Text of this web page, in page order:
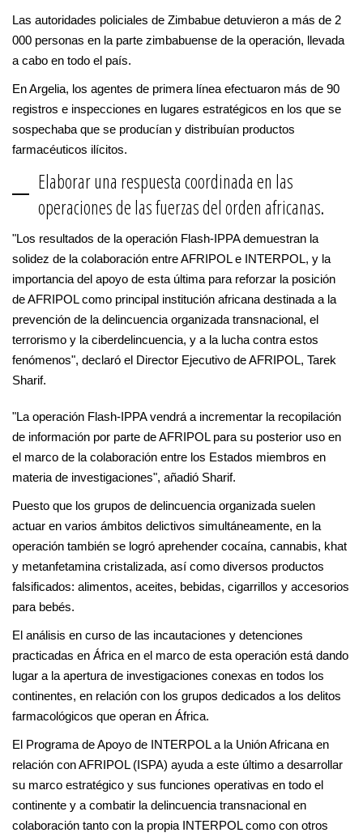
Las autoridades policiales de Zimbabue detuvieron a más de 2
000 personas en la parte zimbabuense de la operación, llevada
a cabo en todo el país.
En Argelia, los agentes de primera línea efectuaron más de 90
registros e inspecciones en lugares estratégicos en los que se
sospechaba que se producían y distribuían productos
farmacéuticos ilícitos.
Elaborar una respuesta coordinada en las
operaciones de las fuerzas del orden africanas.
"Los resultados de la operación Flash-IPPA demuestran la
solidez de la colaboración entre AFRIPOL e INTERPOL, y la
importancia del apoyo de esta última para reforzar la posición
de AFRIPOL como principal institución africana destinada a la
prevención de la delincuencia organizada transnacional, el
terrorismo y la ciberdelincuencia, y a la lucha contra estos
fenómenos", declaró el Director Ejecutivo de AFRIPOL, Tarek
Sharif.
"La operación Flash-IPPA vendrá a incrementar la recopilación
de información por parte de AFRIPOL para su posterior uso en
el marco de la colaboración entre los Estados miembros en
materia de investigaciones", añadió Sharif.
Puesto que los grupos de delincuencia organizada suelen
actuar en varios ámbitos delictivos simultáneamente, en la
operación también se logró aprehender cocaína, cannabis, khat
y metanfetamina cristalizada, así como diversos productos
falsificados: alimentos, aceites, bebidas, cigarrillos y accesorios
para bebés.
El análisis en curso de las incautaciones y detenciones
practicadas en África en el marco de esta operación está dando
lugar a la apertura de investigaciones conexas en todos los
continentes, en relación con los grupos dedicados a los delitos
farmacológicos que operan en África.
El Programa de Apoyo de INTERPOL a la Unión Africana en
relación con AFRIPOL (ISPA) ayuda a este último a desarrollar
su marco estratégico y sus funciones operativas en todo el
continente y a combatir la delincuencia transnacional en
colaboración tanto con la propia INTERPOL como con otros